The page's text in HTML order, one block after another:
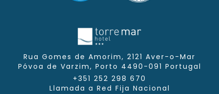
Rua Gomes de Amorim, 2121 Aver-o-Mar
Póvoa de Varzim, Porto 4490-091 Portugal
+351 252 298 670
Llamada a Red Fija Nacional